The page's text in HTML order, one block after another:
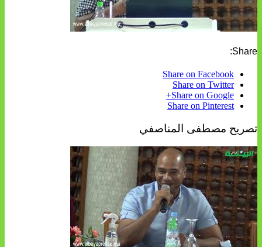
Share:
Share on Facebook
Share on Twitter
Share on Google+
Share on Pinterest
تصريح مصطفى المناصفي